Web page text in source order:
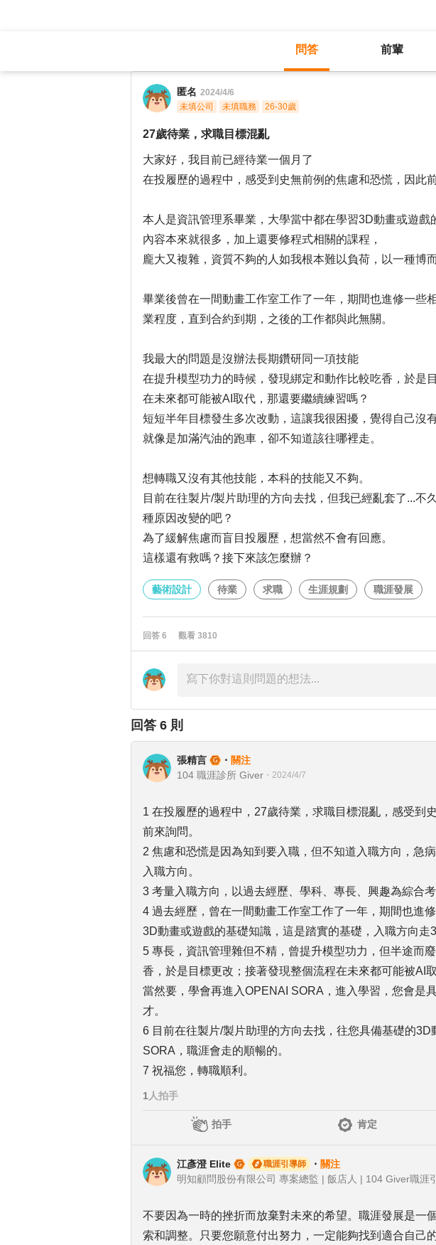
問答 前輩
匿名 2024/4/6
未填公司
未填職務 26-30歲
27歲待業，求職目標混亂
大家好，我目前已經待業一個月了
在投履歷的過程中，感受到史無前例的焦慮和恐慌，因此前
本人是資訊管理系畢業，大學當中都在學習3D動畫或遊戲
內容本來就很多，加上還要修程式相關的課程，
龐大又複雜，資質不夠的人如我根本難以負荷，以一種博
畢業後曾在一間動畫工作室工作了一年，期間也進修一些
業程度，直到合約到期，之後的工作都與此無關。
我最大的問題是沒辦法長期鑽研同一項技能
在提升模型功力的時候，發現綁定和動作比較吃香，於是
在未來都可能被AI取代，那還要繼續練習嗎？
短短半年目標發生多次改動，這讓我很困擾，覺得自己沒有
就像是加滿汽油的跑車，卻不知道該往哪裡走。
想轉職又沒有其他技能，本科的技能又不夠。
目前在往製片/製片助理的方向去找，但我已經亂套了...不
種原因改變的吧？
為了緩解焦慮而盲目投履歷，想當然不會有回應。
這樣還有救嗎？接下來該怎麼辦？
藝術設計 待業 求職 生涯規劃 職涯發展
回答 6 觀看 3810
回答 6 則
張精言 ・ 關注
104 職涯診所 Giver ・ 2024/4/7
1 在投履歷的過程中，27歲待業，求職目標混亂，感受到
前來詢問。
2 焦慮和恐慌是因為知到要入職，但不知道入職方向，急
入職方向。
3 考量入職方向，以過去經歷、學科、專長、興趣為綜合考
4 過去經歷，曾在一間動畫工作室工作了一年，期間也進
3D動畫或遊戲的基礎知識，這是踏實的基礎，入職方向走
5 專長，資訊管理雜但不精，曾提升模型功力，但半途而
香，於是目標更改；接著發現整個流程在未來都可能被AI
當然要，學會再進入OPENAI SORA，進入學習，您會是
才。
6 目前在往製片/製片助理的方向去找，往您具備基礎的3D
SORA，職涯會走的順暢的。
7 祝福您，轉職順利。
1 人拍手
拍手 肯定
江彥澄 Elite 職涯引導師 ・ 關注
明知顧問股份有限公司 專案總監 | 飯店人 | 104 Giver職涯
不要因為一時的挫折而放棄對未來的希望。職涯發展是一
索和調整。只要您願意付出努力，一定能夠找到適合自己